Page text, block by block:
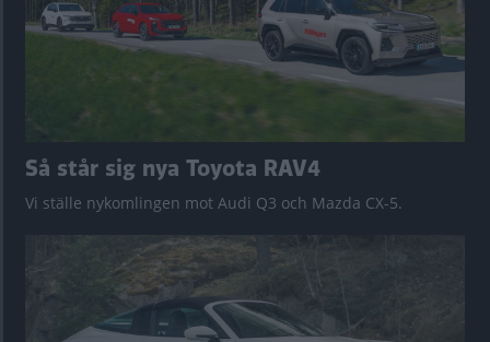
Så står sig nya Toyota RAV4
Vi ställe nykomlingen mot Audi Q3 och Mazda CX-5.